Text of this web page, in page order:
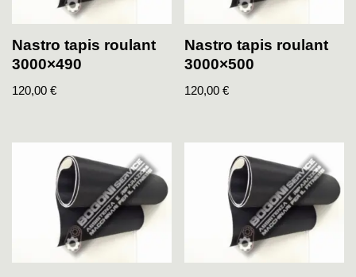
Nastro tapis roulant
3000×490
120,00 €
Nastro tapis roulant
3000×500
120,00€